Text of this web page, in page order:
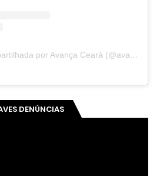
Uma publicação compartilhada por Avança Ceará (@avancaceara)
DENÚNCIAS